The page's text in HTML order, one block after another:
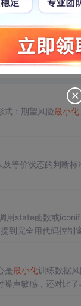
式：期望风险最小化
及等价状态的判断
用state函数或
完全用代码控制
是最小化训练数据
声敏感，还对比